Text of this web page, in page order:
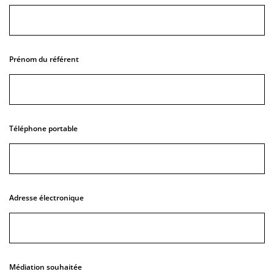
Prénom du référent
Téléphone portable
Adresse électronique
Médiation souhaitée